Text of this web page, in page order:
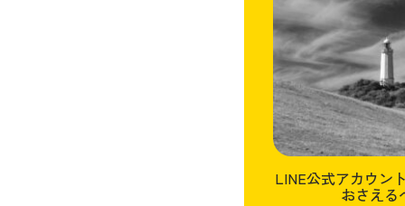
LINE公式アカウン
おさえる